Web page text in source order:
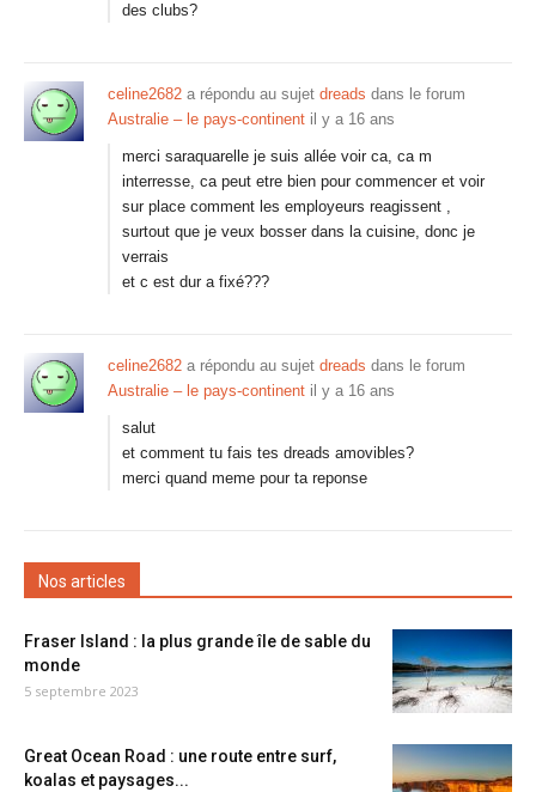
des clubs?
celine2682 a répondu au sujet dreads dans le forum
Australie – le pays-continent il y a 16 ans
merci saraquarelle je suis allée voir ca, ca m
interresse, ca peut etre bien pour commencer et voir
sur place comment les employeurs reagissent ,
surtout que je veux bosser dans la cuisine, donc je
verrais
et c est dur a fixé???
celine2682 a répondu au sujet dreads dans le forum
Australie – le pays-continent il y a 16 ans
salut
et comment tu fais tes dreads amovibles?
merci quand meme pour ta reponse
Nos articles
Fraser Island : la plus grande île de sable du
monde
5 septembre 2023
Great Ocean Road : une route entre surf,
koalas et paysages...